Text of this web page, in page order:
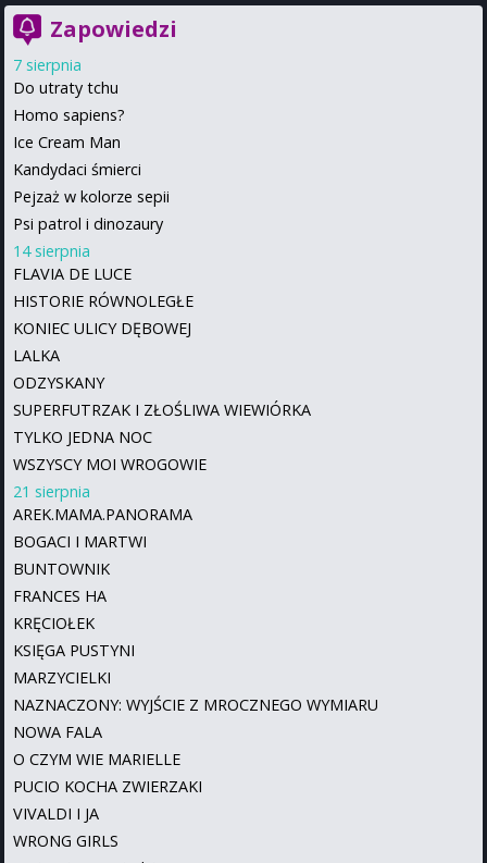
Zapowiedzi
7 sierpnia
Do utraty tchu
Homo sapiens?
Ice Cream Man
Kandydaci śmierci
Pejzaż w kolorze sepii
Psi patrol i dinozaury
14 sierpnia
FLAVIA DE LUCE
HISTORIE RÓWNOLEGŁE
KONIEC ULICY DĘBOWEJ
LALKA
ODZYSKANY
SUPERFUTRZAK I ZŁOŚLIWA WIEWIÓRKA
TYLKO JEDNA NOC
WSZYSCY MOI WROGOWIE
21 sierpnia
AREK.MAMA.PANORAMA
BOGACI I MARTWI
BUNTOWNIK
FRANCES HA
KRĘCIOŁEK
KSIĘGA PUSTYNI
MARZYCIELKI
NAZNACZONY: WYJŚCIE Z MROCZNEGO WYMIARU
NOWA FALA
O CZYM WIE MARIELLE
PUCIO KOCHA ZWIERZAKI
VIVALDI I JA
WRONG GIRLS